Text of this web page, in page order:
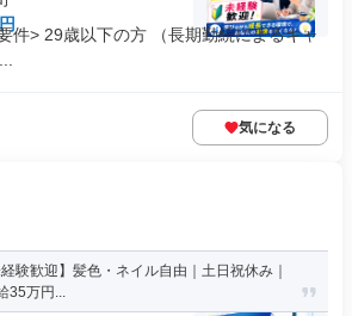
件> 29歳以下の方 （長期勤続によるキャ
気になる
験歓迎】髪色・ネイル自由｜土日祝休み｜
35万円...